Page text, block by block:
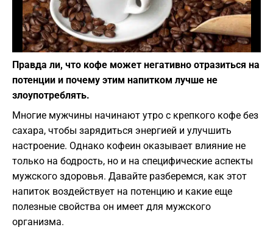
Фото: depositphotos.com
Правда ли, что кофе может негативно отразиться на
потенции и почему этим напитком лучше не
злоупотреблять.
Многие мужчины начинают утро с крепкого кофе без
сахара, чтобы зарядиться энергией и улучшить
настроение. Однако кофеин оказывает влияние не
только на бодрость, но и на специфические аспекты
мужского здоровья. Давайте разберемся, как этот
напиток воздействует на потенцию и какие еще
полезные свойства он имеет для мужского
организма.